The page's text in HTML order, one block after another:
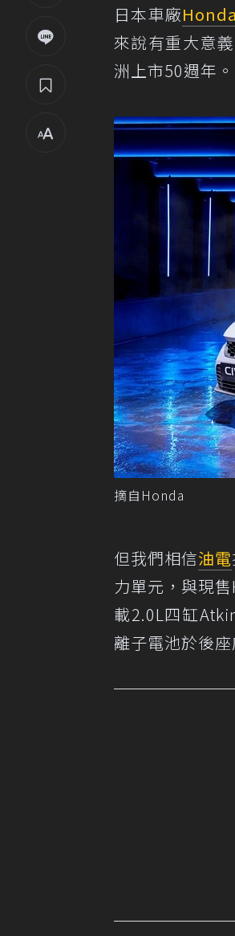
日本車廠Honda
來說有重大意
洲上市50週年。
摘自Honda
但我們相信油電
力單元，與現
載2.0L四缸
離子電池於後座